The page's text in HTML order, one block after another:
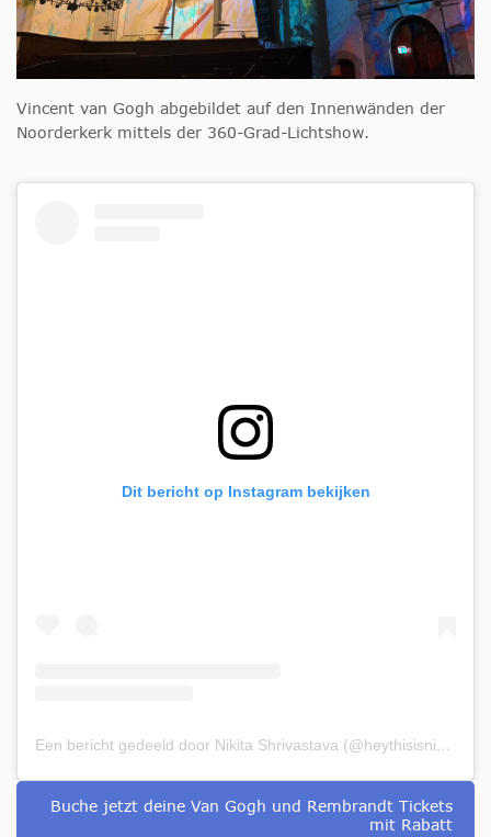
Vincent van Gogh abgebildet auf den Innenwänden der
Noorderkerk mittels der 360-Grad-Lichtshow.
Dit bericht op Instagram bekijken
Een bericht gedeeld door Nikita Shrivastava (@heythisisnikita)
Buche jetzt deine Van Gogh und Rembrandt Tickets
mit Rabatt